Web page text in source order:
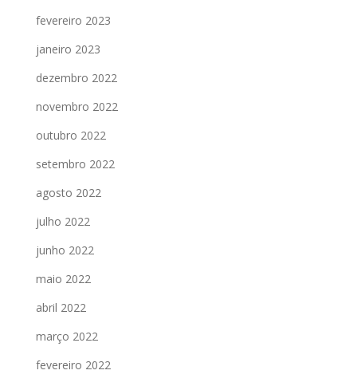
fevereiro 2023
janeiro 2023
dezembro 2022
novembro 2022
outubro 2022
setembro 2022
agosto 2022
julho 2022
junho 2022
maio 2022
abril 2022
março 2022
fevereiro 2022